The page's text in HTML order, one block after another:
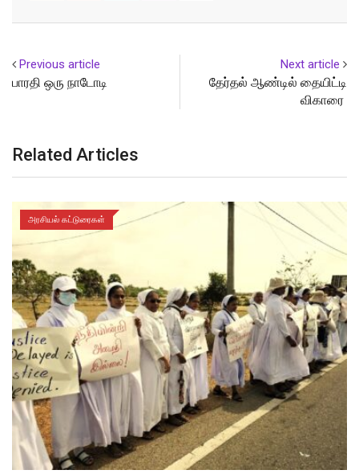
Previous article
பாரதி ஒரு நாடோடி
Next article
தேர்தல் ஆண்டில் தையிட்டி
விகாரை
Related Articles
அரசியல் கட்டுரைகள்